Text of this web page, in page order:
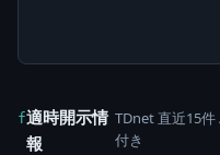
f適時開示情
報
TDnet 直近15件
付き